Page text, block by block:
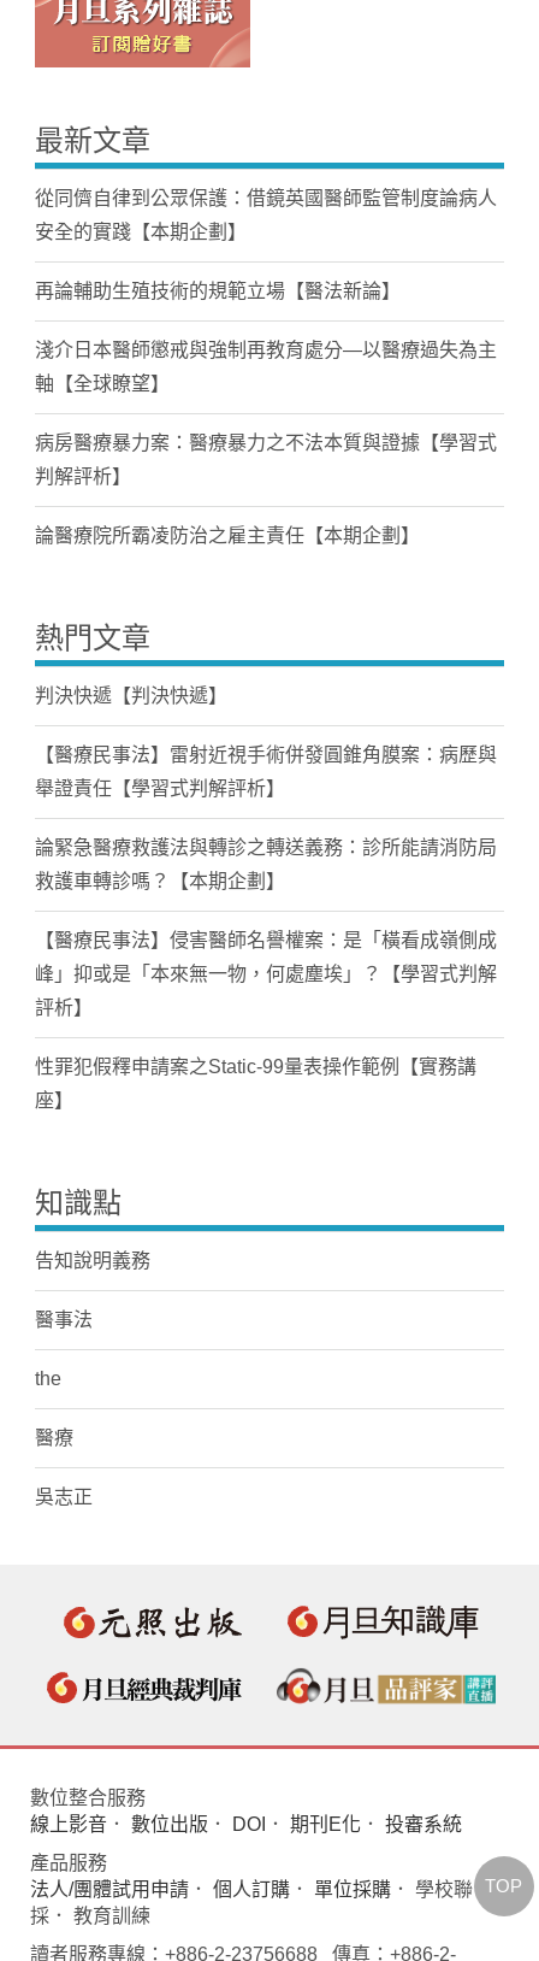
最新文章
從同儕自律到公眾保護：借鏡英國醫師監管制度論病人
安全的實踐【本期企劃】
再論輔助生殖技術的規範立場【醫法新論】
淺介日本醫師懲戒與強制再教育處分—以醫療過失為主
軸【全球瞭望】
病房醫療暴力案：醫療暴力之不法本質與證據【學習式
判解評析】
論醫療院所霸凌防治之雇主責任【本期企劃】
熱門文章
判決快遞【判決快遞】
【醫療民事法】雷射近視手術併發圓錐角膜案：病歷與
舉證責任【學習式判解評析】
論緊急醫療救護法與轉診之轉送義務：診所能請消防局
救護車轉診嗎？【本期企劃】
【醫療民事法】侵害醫師名譽權案：是「橫看成嶺側成
峰」抑或是「本來無一物，何處塵埃」？【學習式判解
評析】
性罪犯假釋申請案之Static-99量表操作範例【實務講
座】
知識點
告知說明義務
醫事法
the
醫療
吳志正
數位整合服務
線上影音 ． 數位出版 ． DOI ． 期刊E化 ． 投審系統
產品服務
法人/團體試用申請 ． 個人訂購 ． 單位採購 ． 學校聯
採． 教育訓練
讀者服務專線：+886-2-23756688 傳真：+886-2-
TOP